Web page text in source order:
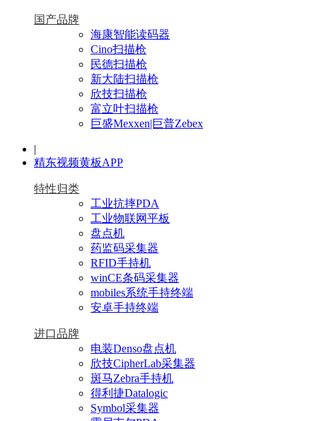
国产品牌
海康智能读码器
Cino扫描枪
民德扫描枪
新大陆扫描枪
欣技扫描枪
富立叶扫描枪
巨盛Mexxen|巨普Zebex
|
精东视频黄板APP
特性归类
工业抗摔PDA
工业物联网平板
盘点机
药监码采集器
RFID手持机
winCE条码采集器
mobiles系统手持终端
安卓手持终端
进口品牌
电装Denso盘点机
欣技CipherLab采集器
斑马Zebra手持机
得利捷Datalogic
Symbol采集器